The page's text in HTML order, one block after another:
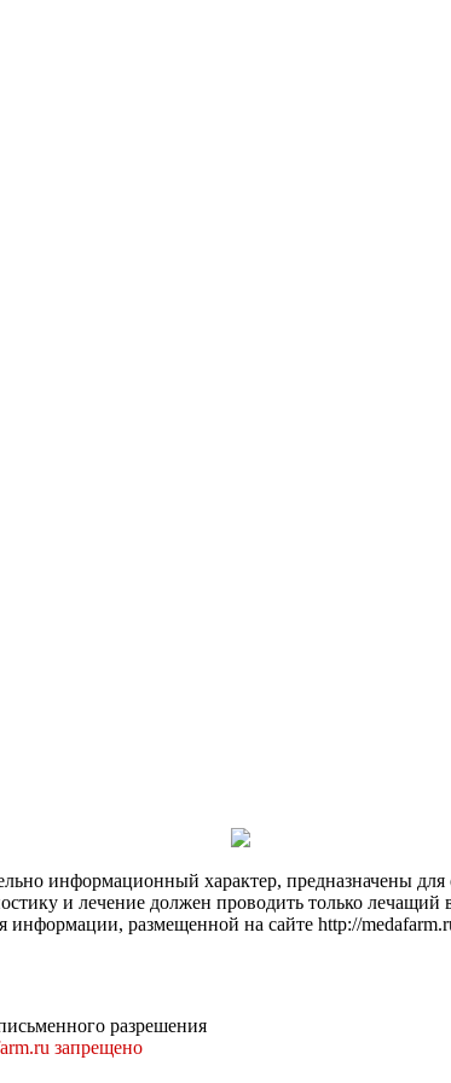
информационный характер, предназначены для
и лечение должен проводить только
информации, размещенной на сайте http://
разрешения
запрещено